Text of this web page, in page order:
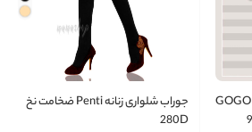
جوراب شلواری شیشه ای زنانه GOGO
جوراب شلواری زنانه Penti ضخامت نخ
280D